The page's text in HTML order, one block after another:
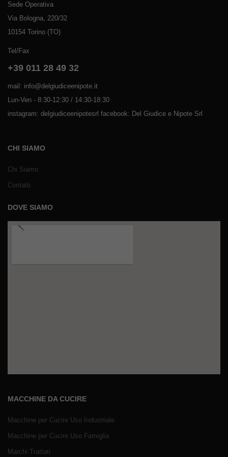
Sede Operativa
Via Bologna, 220/32
10154 Torino (TO)
Tel/Fax
+39 011 28 49 32
mail: info@delgiudiceenipote.it
Lun-Ven - 8:30-12:30 / 14:30-18:30
instagram: delgiudiceenipotesrl facebook: Del Giudice e Nipote Srl
CHI SIAMO
Chi Siamo
Contatti
DOVE SIAMO
MACCHINE DA CUCIRE
Macchine per Cucire Uso Industriale
Macchine per Cucire Uso Famiglia
Marchi Trattati